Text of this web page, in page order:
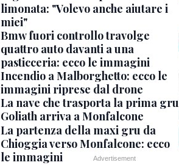
limonata: "Volevo anche aiutare i
miei"
Bmw fuori controllo travolge
quattro auto davanti a una
pasticceria: ecco le immagini
Incendio a Malborghetto: ecco le
immagini riprese dal drone
La nave che trasporta la prima gru
Goliath arriva a Monfalcone
La partenza della maxi gru da
Chioggia verso Monfalcone: ecco
le immagini